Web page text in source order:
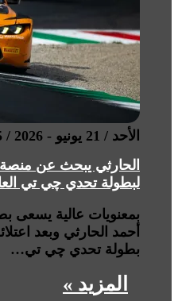
الأحد / 21 يونيو - 2026 / 11:45 مساءً
الحارثي يبحث عن منصة
لبطولة تحدي چي تي
بمعنويات عالية يسعى
أحمد الحارثي وبعد
بطولة تحدي چي تي…
المزيد »